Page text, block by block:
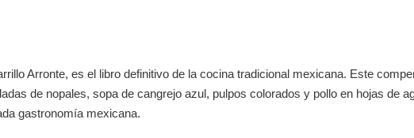
Arronte, es el libro definitivo de la cocina tradicional mexicana. Este
de nopales, sopa de cangrejo azul, pulpos colorados y pollo en hojas de
gastronomía mexicana.